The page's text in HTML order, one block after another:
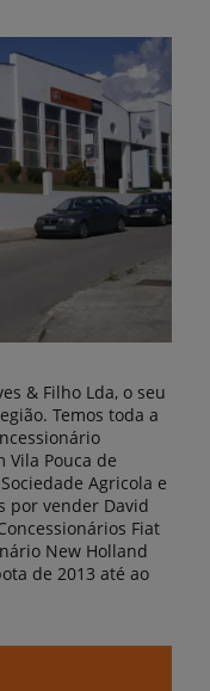
& Filho Lda, o seu
Temos toda a
Vila Pouca de
Agricola e
por vender David
Fiat
New Holland
de 2013 até ao